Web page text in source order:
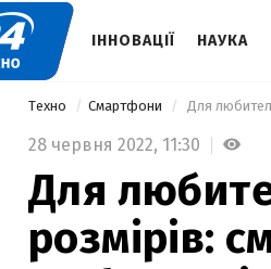
ІННОВАЦІЇ НАУКА
Техно Смартфони
28 червня 2022, 11:30
Для
розмірів: